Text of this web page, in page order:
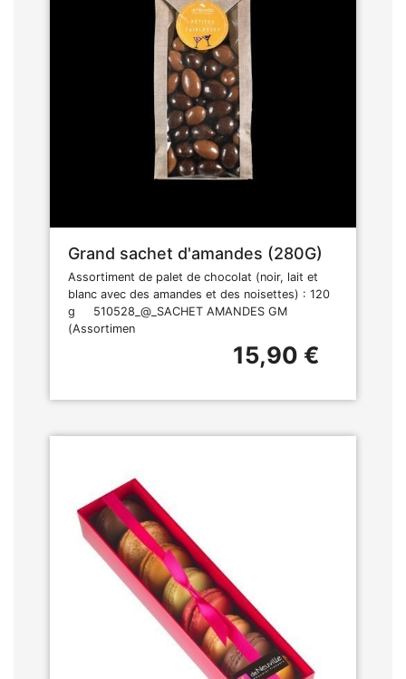
Grand sachet d'amandes (280G)
Assortiment de palet de chocolat (noir, lait et
blanc avec des amandes et des noisettes) : 120
g 510528_@_SACHET AMANDES GM
(Assortimen
15,90 €